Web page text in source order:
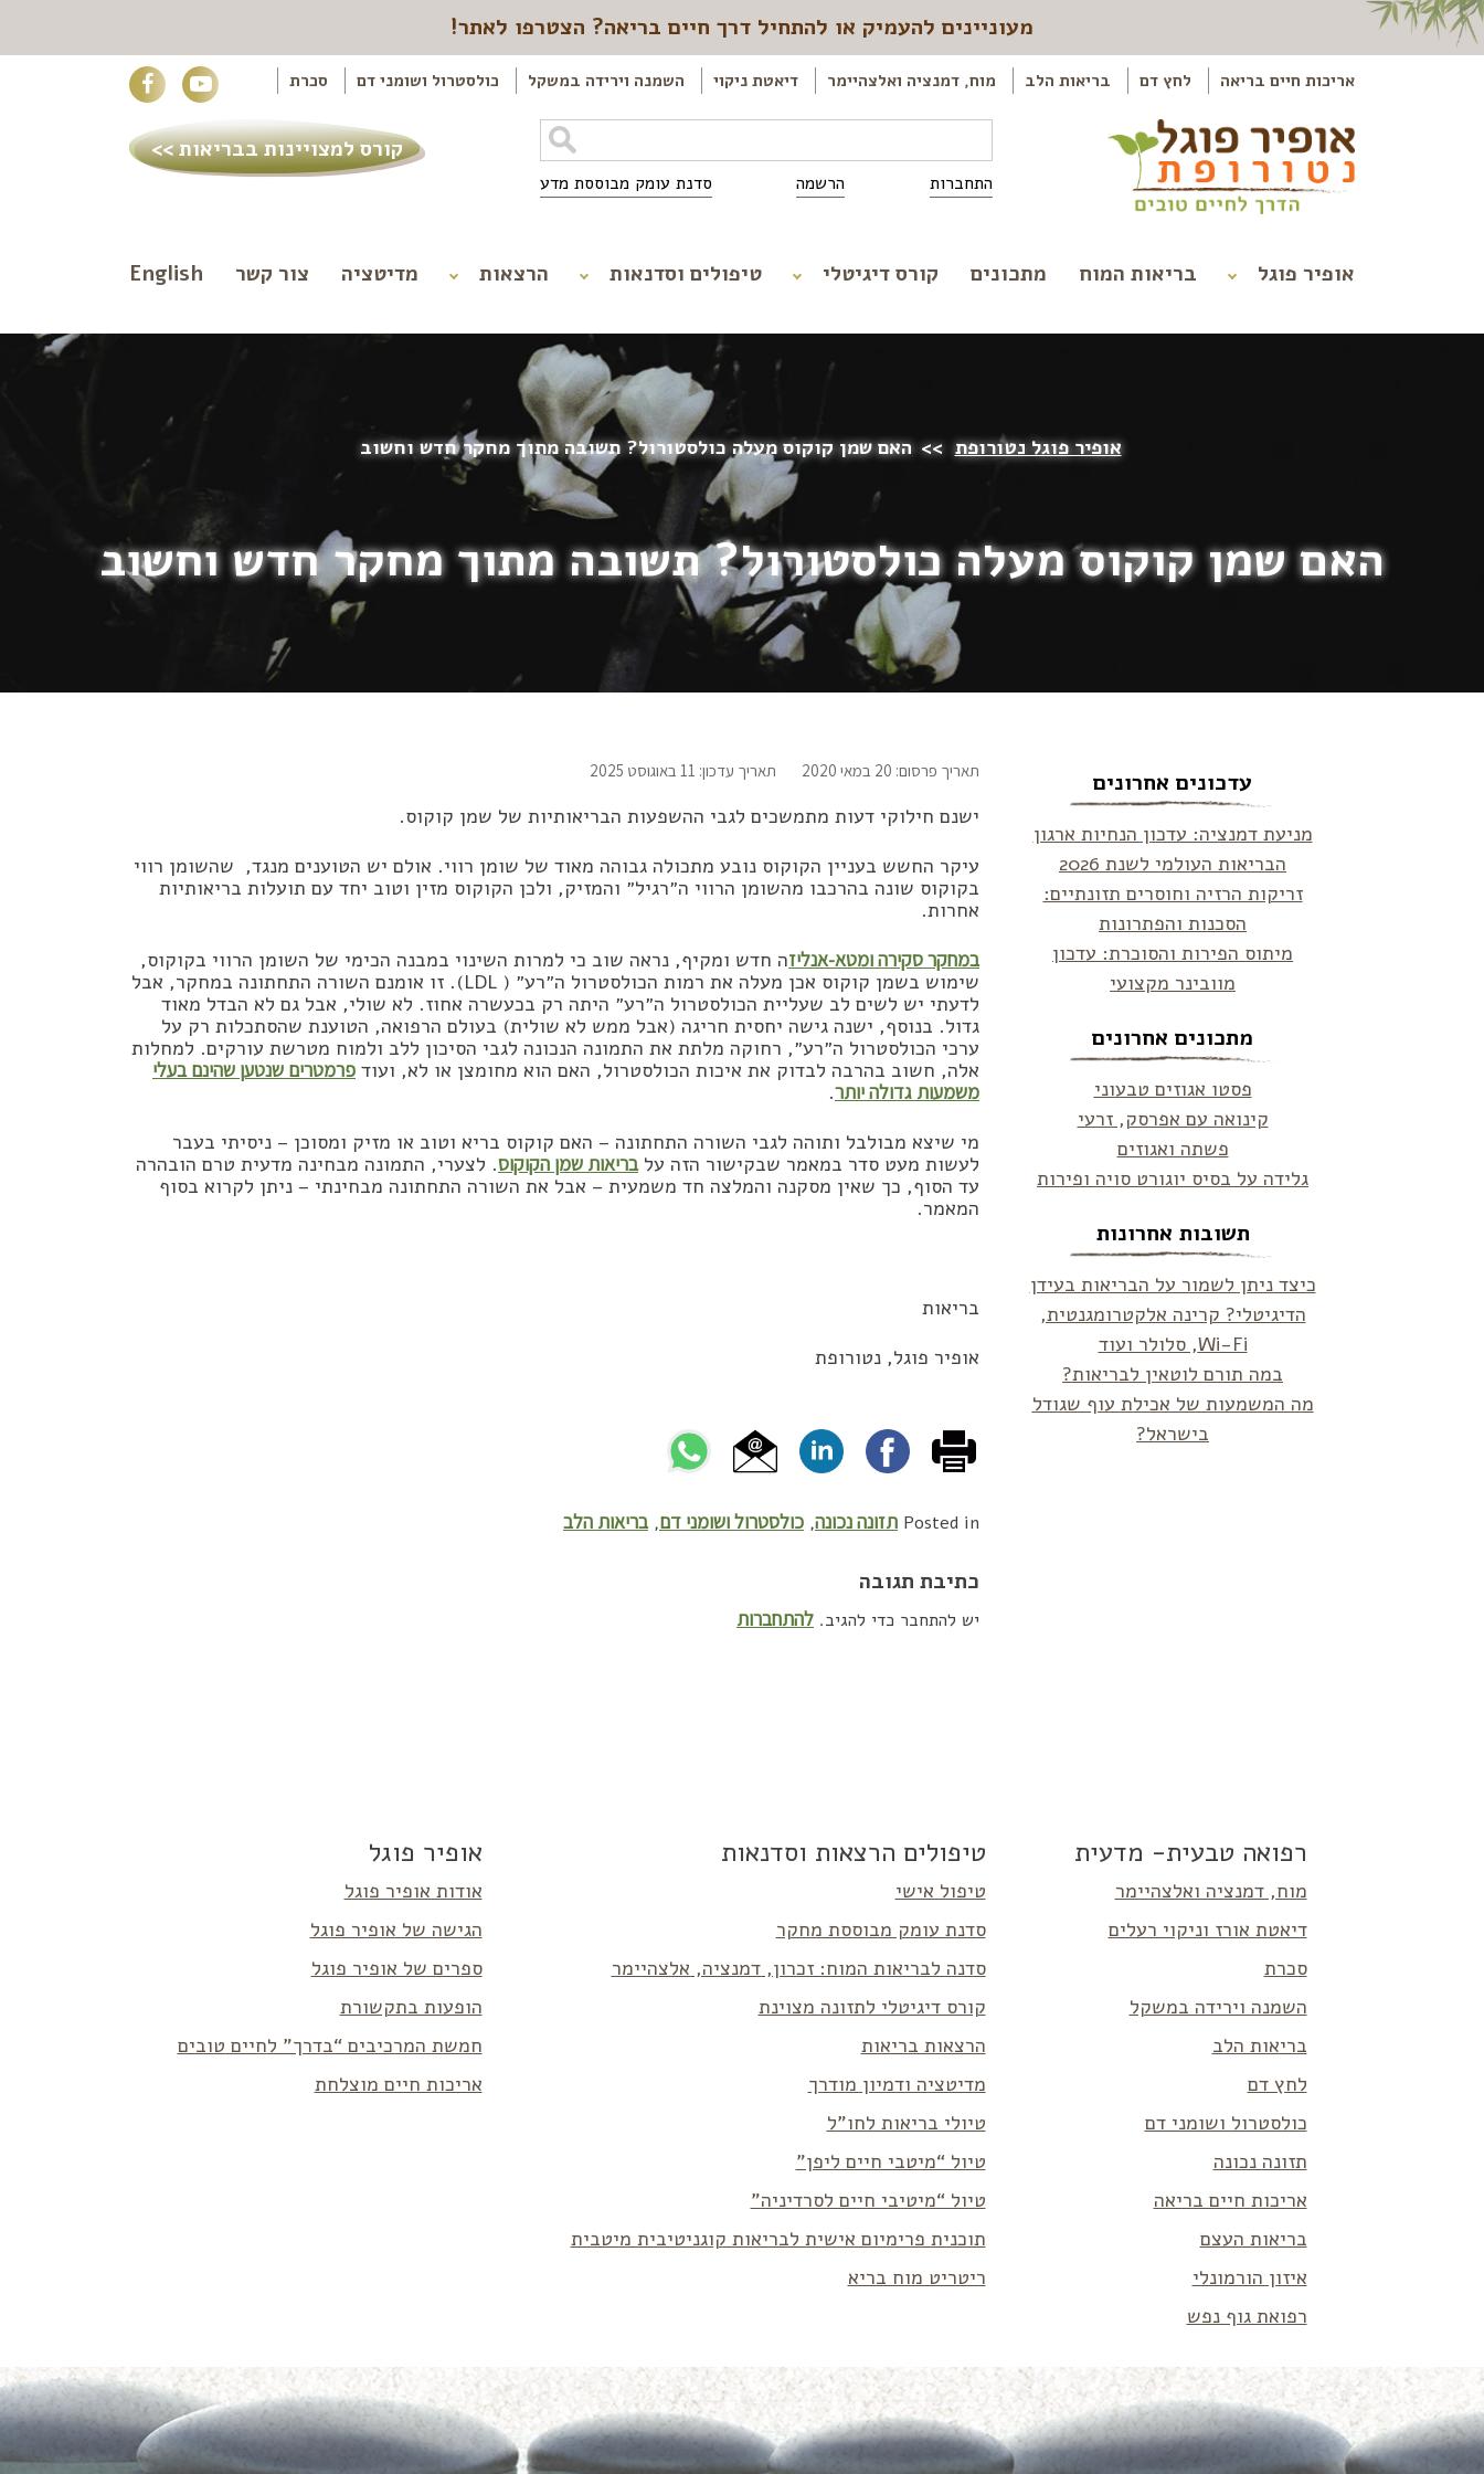
מעוניינים להעמיק או להתחיל דרך חיים בריאה? הצטרפו לאתר!
אריכות חיים בריאה לחץ דם בריאות הלב מוח, דמנציה ואלצהיימר דיאטת ניקוי השמנה וירידה במשקל כולסטרול ושומני דם סכרת
התחברות הרשמה סדנת עומק מבוססת מדע
קורס למצויינות בבריאות >>
אופיר פוגל בריאות המוח מתכונים קורס דיגיטלי טיפולים וסדנאות הרצאות מדיטציה צור קשר English
אופיר פוגל נטורופת >> האם שמן קוקוס מעלה כולסטורול? תשובה מתוך מחקר חדש וחשוב
האם שמן קוקוס מעלה כולסטורול? תשובה מתוך מחקר חדש וחשוב
תאריך פרסום: 20 במאי 2020 תאריך עדכון: 11 באוגוסט 2025
ישנם חילוקי דעות מתמשכים לגבי ההשפעות הבריאותיות של שמן קוקוס.
עיקר החשש בעניין הקוקוס נובע מתכולה גבוהה מאוד של שומן רווי. אולם יש הטוענים מנגד, שהשומן רווי
בקוקוס שונה בהרכבו מהשומן הרווי ה״רגיל״ והמזיק, ולכן הקוקוס מזין וטוב יחד עם תועלות בריאותיות
אחרות.
במחקר סקירה ומטא-אנליזה חדש ומקיף, נראה שוב כי למרות השינוי במבנה הכימי של השומן הרווי בקוקוס,
שימוש בשמן קוקוס אכן מעלה את רמות הכולסטרול ה״רע״ ( LDL). זו אומנם השורה התחתונה במחקר, אבל
לדעתי יש לשים לב שעליית הכולסטרול ה״רע״ היתה רק בכעשרה אחוז. לא שולי, אבל גם לא הבדל מאוד
גדול. בנוסף, ישנה גישה יחסית חריגה (אבל ממש לא שולית) בעולם הרפואה, הטוענת שהסתכלות רק על
ערכי הכולסטרול ה״רע״, רחוקה מלתת את התמונה הנכונה לגבי הסיכון ללב ולמוח מטרשת עורקים. למחלות
אלה, חשוב בהרבה לבדוק את איכות הכולסטרול, האם הוא מחומצן או לא, ועוד פרמטרים שנטען שהינם בעלי
משמעות גדולה יותר.
מי שיצא מבולבל ותוהה לגבי השורה התחתונה – האם קוקוס בריא וטוב או מזיק ומסוכן – ניסיתי בעבר
לעשות מעט סדר במאמר שבקישור הזה עלבריאות שמן הקוקוס. לצערי, התמונה מבחינה מדעית טרם הובהרה
עד הסוף, כך שאין מסקנה והמלצה חד משמעית – אבל את השורה התחתונה מבחינתי – ניתן לקרוא בסוף
המאמר.
בריאות
אופיר פוגל, נטורופת
Posted in תזונה נכונה, כולסטרול ושומני דם,בריאות הלב
כתיבת תגובה
יש להתחבר כדי להגיב. להתחברות
עדכונים אחרונים
מניעת דמנציה: עדכון הנחיות ארגון
הבריאות העולמי לשנת 2026
זריקות הרזיה וחוסרים תזונתיים:
הסכנות והפתרונות
מיתוס הפירות והסוכרת: עדכון
מוובינר מקצועי
מתכונים אחרונים
פסטו אגוזים טבעוני
קינואה עם אפרסק, זרעי
פשתה ואגוזים
גלידה על בסיס יוגורט סויה ופירות
תשובות אחרונות
כיצד ניתן לשמור על הבריאות בעידן
הדיגיטלי? קרינה אלקטרומגנטית,
Wi-Fi, סלולר ועוד
במה תורם לוטאין לבריאות?
מה המשמעות של אכילת עוף שגודל
בישראל?
אופיר פוגל
אודות אופיר פוגל
הגישה של אופיר פוגל
ספרים של אופיר פוגל
הופעות בתקשורת
חמשת המרכיבים “בדרך” לחיים טובים
אריכות חיים מוצלחת
טיפולים הרצאות וסדנאות
טיפול אישי
סדנת עומק מבוססת מחקר
סדנה לבריאות המוח: זכרון, דמנציה, אלצהיימר
קורס דיגיטלי לתזונה מצוינת
הרצאות בריאות
מדיטציה ודמיון מודרך
טיולי בריאות לחו”ל
טיול “מיטבי חיים ליפן”
טיול “מיטיבי חיים לסרדיניה”
תוכנית פרימיום אישית לבריאות קוגניטיבית מיטבית
ריטריט מוח בריא
רפואה טבעית- מדעית
מוח, דמנציה ואלצהיימר
דיאטת אורז וניקוי רעלים
סכרת
השמנה וירידה במשקל
בריאות הלב
לחץ דם
כולסטרול ושומני דם
תזונה נכונה
אריכות חיים בריאה
בריאות העצם
איזון הורמונלי
רפואת גוף נפש